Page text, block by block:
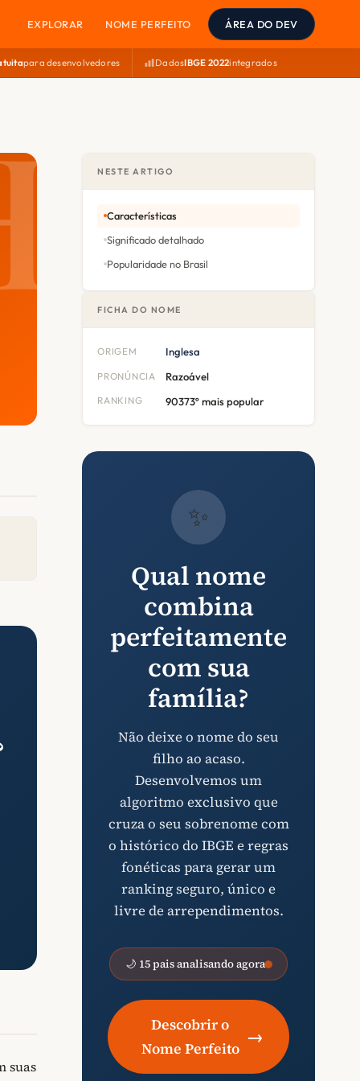
EXPLORAR NOME PERFEITO ÁREA DO DEV
para desenvolvedores DadosIBGE 2022integrados
suas
NESTE ARTIGO
Características
Significado detalhado
Popularidade no Brasil
FICHA DO NOME
ORIGEM Inglesa
PRONÚNCIA Razoável
RANKING 90373º mais popular
✨
Qual nome
combina
perfeitamente
com sua
família?
Não deixe o nome do seu
filho ao acaso.
Desenvolvemos um
algoritmo exclusivo que
cruza o seu sobrenome com
o histórico do IBGE e regras
fonéticas para gerar um
ranking seguro, único e
livre de arrependimentos.
🌙 15 pais analisando agora
Descobrir o
Nome Perfeito
→